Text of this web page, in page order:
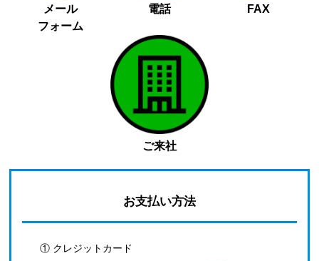
メール
フォーム
電話 FAX
ご来社
お支払い方法
① クレジットカード